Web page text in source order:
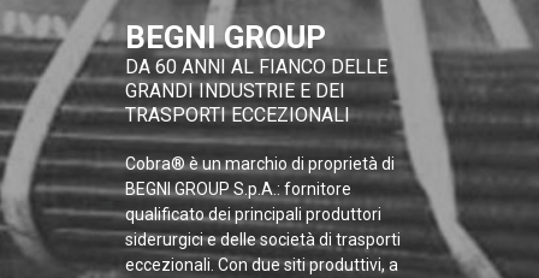
BEGNI GROUP
DA 60 ANNI AL FIANCO DELLE
GRANDI INDUSTRIE E DEI
TRASPORTI ECCEZIONALI
Cobra® è un marchio di proprietà di
BEGNI GROUP S.p.A.: fornitore
qualificato dei principali produttori
siderurgici e delle società di trasporti
eccezionali. Con due siti produttivi, a